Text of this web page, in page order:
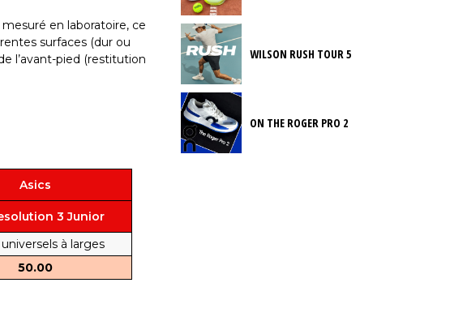
en laboratoire, ce
surfaces (dur ou
l’avant-pied (restitution
Asics
3 Junior
à larges
50.00
WILSON RUSH TOUR 5
ON THE ROGER PRO 2